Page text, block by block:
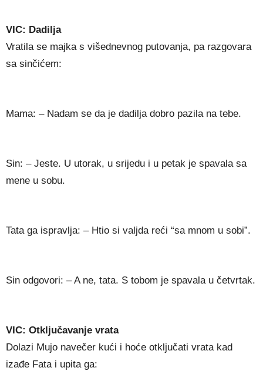
VIC: Dadilja
Vratila se majka s višednevnog putovanja, pa razgovara
sa sinčićem:
Mama: – Nadam se da je dadilja dobro pazila na tebe.
Sin: – Jeste. U utorak, u srijedu i u petak je spavala sa
mene u sobu.
Tata ga ispravlja: – Htio si valjda reći “sa mnom u sobi”.
Sin odgovori: – A ne, tata. S tobom je spavala u četvrtak.
VIC: Otključavanje vrata
Dolazi Mujo navečer kući i hoće otključati vrata kad
izađe Fata i upita ga: